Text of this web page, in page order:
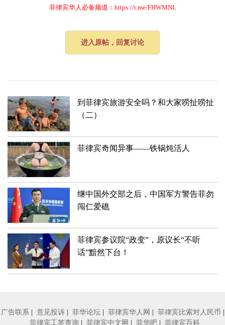
菲律宾华人必备频道：https://t.me/FHWMNL
进入原帖，回复讨论
到菲律宾旅游安全吗？和大家唠扯唠扯
（二）
菲律宾奇闻异事——铁锅炖活人
继中国外交部之后，中国军方警告菲勿
闯仁爱礁
菲律宾参议院“政变”，原议长“不听
话”黯然下台！
广告联系 意见投诉 菲华论坛 菲律宾华人网 菲律宾比索对人民币
菲律宾工签查询
菲律宾中文网 菲华吧 菲律宾百科